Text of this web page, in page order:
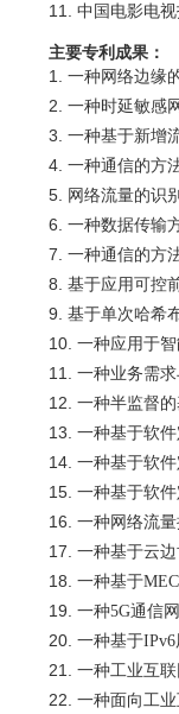
11. 中国电影电
主要专利成果：
1. 一种网络边缘
2. 一种时延敏感
3. 一种基于新增
4. 一种通信的方
5. 网络流量的识
6. 一种数据传输
7. 一种通信的方
8. 基于应用可控
9. 基于单次哈希
10. 一种应用于
11. 一种业务需
12. 一种半监督
13. 一种基于软
14. 一种基于软
15. 一种基于软
16. 一种网络流
17. 一种基于云
18. 一种基于
19. 一种5G通信
20. 一种基于IPv6
21. 一种工业互
22. 一种面向工